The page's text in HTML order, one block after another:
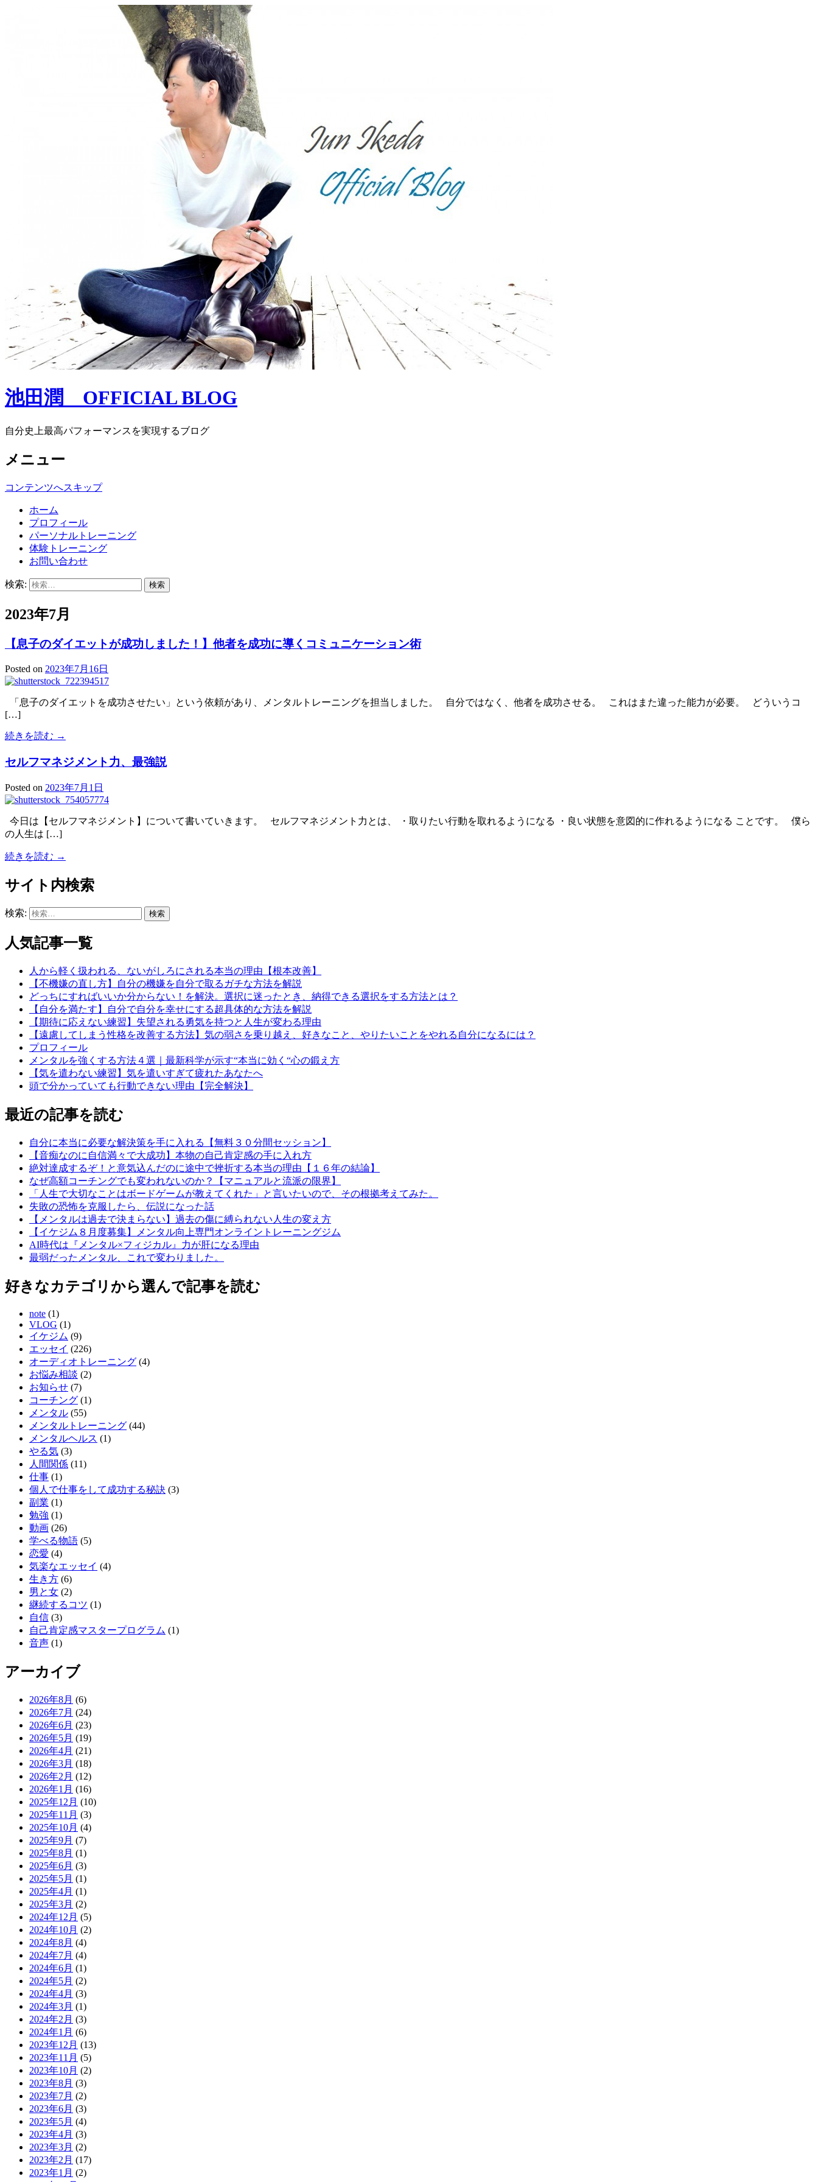
池田潤 OFFICIAL BLOG
自分史上最高パフォーマンスを実現するブログ
メニュー
コンテンツへスキップ
ホーム
プロフィール
パーソナルトレーニング
体験トレーニング
お問い合わせ
検索:
2023年7月
【息子のダイエットが成功しました！】他者を成功に導くコミュニケーション術
Posted on 2023年7月16日
「息子のダイエットを成功させたい」という依頼があり、メンタルトレーニングを担当しました。 自分ではなく、他者を成功させる。 これはまた違った能力が必要。 どういうコ
[…]
続きを読む →
セルフマネジメント力、最強説
Posted on 2023年7月1日
今日は【セルフマネジメント】について書いていきます。 セルフマネジメント力とは、 ・取りたい行動を取れるようになる ・良い状態を意図的に作れるようになる ことです。 僕ら
の人生は […]
続きを読む →
サイト内検索
検索:
人気記事一覧
人から軽く扱われる、ないがしろにされる本当の理由【根本改善】
【不機嫌の直し方】自分の機嫌を自分で取るガチな方法を解説
どっちにすればいいか分からない！を解決。選択に迷ったとき、納得できる選択をする方法とは？
【自分を満たす】自分で自分を幸せにする超具体的な方法を解説
【期待に応えない練習】失望される勇気を持つと人生が変わる理由
【遠慮してしまう性格を改善する方法】気の弱さを乗り越え、好きなこと、やりたいことをやれる自分になるには？
プロフィール
メンタルを強くする方法４選｜最新科学が示す“本当に効く“心の鍛え方
【気を遣わない練習】気を遣いすぎて疲れたあなたへ
頭で分かっていても行動できない理由【完全解決】
最近の記事を読む
自分に本当に必要な解決策を手に入れる【無料３０分間セッション】
【音痴なのに自信満々で大成功】本物の自己肯定感の手に入れ方
絶対達成するぞ！と意気込んだのに途中で挫折する本当の理由【１６年の結論】
なぜ高額コーチングでも変われないのか？【マニュアルと流派の限界】
「人生で大切なことはボードゲームが教えてくれた」と言いたいので、その根拠考えてみた。
失敗の恐怖を克服したら、伝説になった話
【メンタルは過去で決まらない】過去の傷に縛られない人生の変え方
【イケジム８月度募集】メンタル向上専門オンライントレーニングジム
AI時代は『メンタル×フィジカル』力が肝になる理由
最弱だったメンタル、これで変わりました。
好きなカテゴリから選んで記事を読む
note (1)
VLOG (1)
イケジム (9)
エッセイ (226)
オーディオトレーニング (4)
お悩み相談 (2)
お知らせ (7)
コーチング (1)
メンタル (55)
メンタルトレーニング (44)
メンタルヘルス (1)
やる気 (3)
人間関係 (11)
仕事 (1)
個人で仕事をして成功する秘訣 (3)
副業 (1)
勉強 (1)
動画 (26)
学べる物語 (5)
恋愛 (4)
気楽なエッセイ (4)
生き方 (6)
男と女 (2)
継続するコツ (1)
自信 (3)
自己肯定感マスタープログラム (1)
音声 (1)
アーカイブ
2026年8月 (6)
2026年7月 (24)
2026年6月 (23)
2026年5月 (19)
2026年4月 (21)
2026年3月 (18)
2026年2月 (12)
2026年1月 (16)
2025年12月 (10)
2025年11月 (3)
2025年10月 (4)
2025年9月 (7)
2025年8月 (1)
2025年6月 (3)
2025年5月 (1)
2025年4月 (1)
2025年3月 (2)
2024年12月 (5)
2024年10月 (2)
2024年8月 (4)
2024年7月 (4)
2024年6月 (1)
2024年5月 (2)
2024年4月 (3)
2024年3月 (1)
2024年2月 (3)
2024年1月 (6)
2023年12月 (13)
2023年11月 (5)
2023年10月 (2)
2023年8月 (3)
2023年7月 (2)
2023年6月 (3)
2023年5月 (4)
2023年4月 (3)
2023年3月 (2)
2023年2月 (17)
2023年1月 (2)